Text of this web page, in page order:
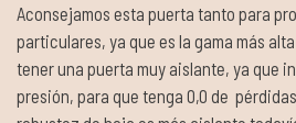
Aconsejamos esta puerta tanto para
particulares, ya que es la gama más
tener una puerta muy aislante, ya que
presión, para que tenga 0,0 de